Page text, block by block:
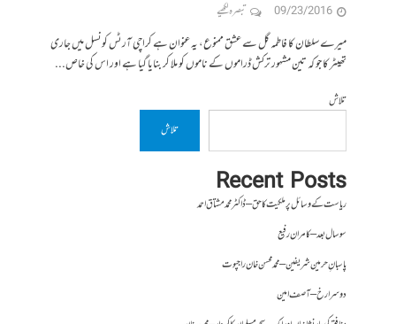
09/23/2016 تبصرہ لکھیے
میرے سلطان کا فاطمہ گل سے عشق ممنوع، یہ عنوان ہے کراچی آرٹس کونسل میں جاری
تھیٹر کا جو کہ تین مشہور ترکش ڈراموں کے ناموں کو ملا کر بنایا گیا ہے اور اس کی خاص...
تلاش
تلاش
Recent Posts
ریاست کے وسائل پر ملکیت کا حق – ڈاکٹر محمد مشتاق احمد
سو سال بعد – کامران رفیع
پاسبانِ حرمین شریفین – محمد محسن خان راجپوت
دوسرا رخ – آصف امین